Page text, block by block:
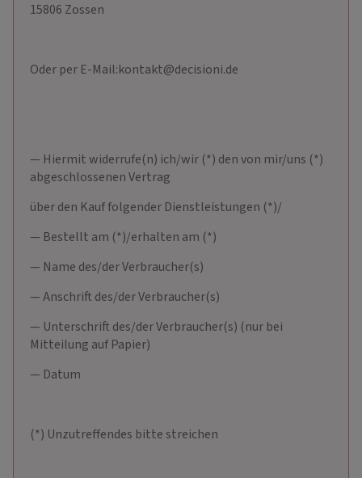
15806 Zossen
Oder per E-Mail:kontakt@decisioni.de
— Hiermit widerrufe(n) ich/wir (*) den von mir/uns (*)
abgeschlossenen Vertrag
über den Kauf folgender Dienstleistungen (*)/
— Bestellt am (*)/erhalten am (*)
— Name des/der Verbraucher(s)
— Anschrift des/der Verbraucher(s)
— Unterschrift des/der Verbraucher(s) (nur bei
Mitteilung auf Papier)
— Datum
(*) Unzutreffendes bitte streichen